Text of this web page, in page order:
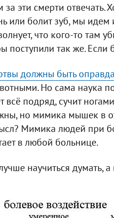
за эти смерти
или болит зуб, мы
что кого-то там
поступили так же. Если
должны быть
Но сама наука
всё подряд, сучит
но мимика мышек в
Мимика людей при
в любой больнице.
научиться думать,